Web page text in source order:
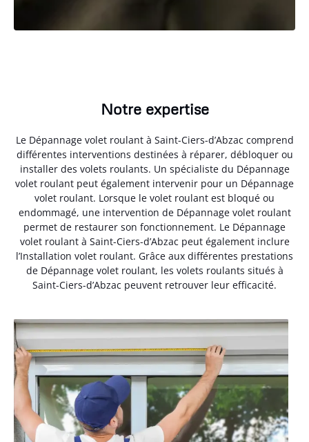
Notre expertise
Le Dépannage volet roulant à Saint-Ciers-d’Abzac comprend
différentes interventions destinées à réparer, débloquer ou
installer des volets roulants. Un spécialiste du Dépannage
volet roulant peut également intervenir pour un Dépannage
volet roulant. Lorsque le volet roulant est bloqué ou
endommagé, une intervention de Dépannage volet roulant
permet de restaurer son fonctionnement. Le Dépannage
volet roulant à Saint-Ciers-d’Abzac peut également inclure
l’Installation volet roulant. Grâce aux différentes prestations
de Dépannage volet roulant, les volets roulants situés à
Saint-Ciers-d’Abzac peuvent retrouver leur efficacité.